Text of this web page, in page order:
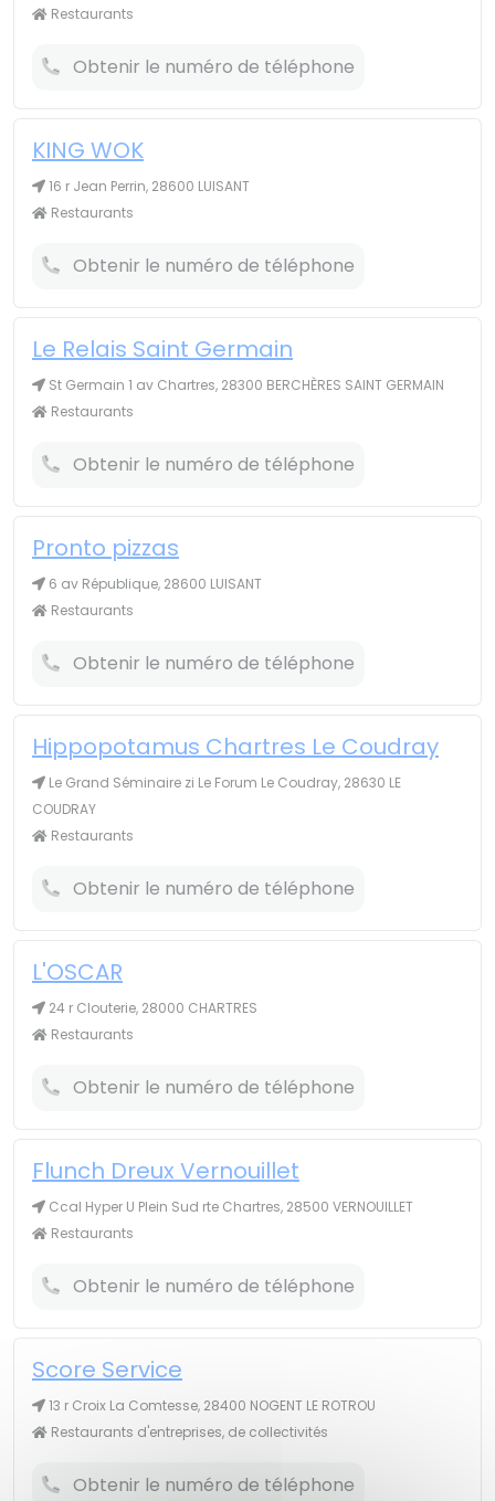
Restaurants
Obtenir le numéro de téléphone
KING WOK
16 r Jean Perrin, 28600 LUISANT
Restaurants
Obtenir le numéro de téléphone
Le Relais Saint Germain
St Germain 1 av Chartres, 28300 BERCHÈRES SAINT GERMAIN
Restaurants
Obtenir le numéro de téléphone
Pronto pizzas
6 av République, 28600 LUISANT
Restaurants
Obtenir le numéro de téléphone
Hippopotamus Chartres Le Coudray
Le Grand Séminaire zi Le Forum Le Coudray, 28630 LE
COUDRAY
Restaurants
Obtenir le numéro de téléphone
L'OSCAR
24 r Clouterie, 28000 CHARTRES
Restaurants
Obtenir le numéro de téléphone
Flunch Dreux Vernouillet
Ccal Hyper U Plein Sud rte Chartres, 28500 VERNOUILLET
Restaurants
Obtenir le numéro de téléphone
Score Service
13 r Croix La Comtesse, 28400 NOGENT LE ROTROU
Restaurants d'entreprises, de collectivités
Obtenir le numéro de téléphone